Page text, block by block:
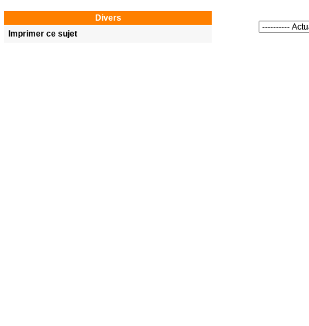
Divers
Imprimer ce sujet